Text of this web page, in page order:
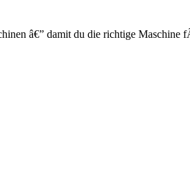
â€” damit du die richtige Maschine